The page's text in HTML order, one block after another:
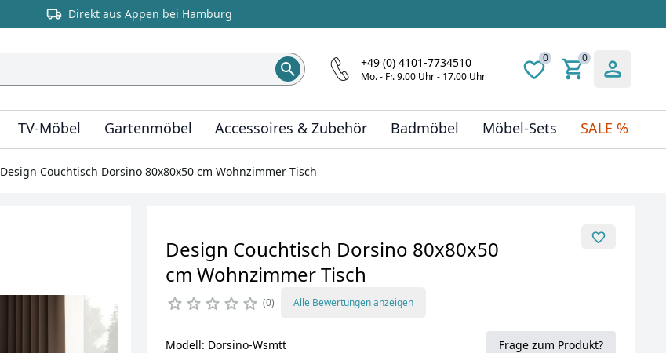
Direkt aus Appen bei Hamburg
+49 (0) 4101-7734510
Mo. - Fr. 9.00 Uhr - 17.00 Uhr
0 0
TV-Möbel Gartenmöbel Accessoires & Zubehör Badmöbel Möbel-Sets SALE %
Design Couchtisch Dorsino 80x80x50 cm Wohnzimmer Tisch
Design Couchtisch Dorsino 80x80x50
cm Wohnzimmer Tisch
0 Alle Bewertungen anzeigen
Modell: Dorsino-Wsmtt Frage zum Produkt?